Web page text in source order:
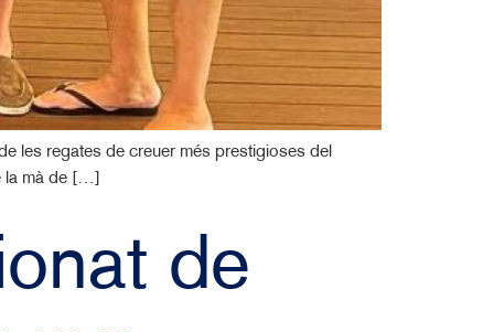
les regates de creuer més prestigioses del
la mà de […]
de